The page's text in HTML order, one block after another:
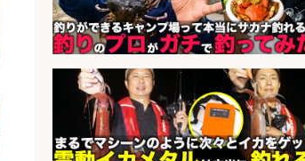
日払いOKで即日収入/飲食・フード
公園駅徒歩4分のスーパーでお魚の
加工やお刺身の盛り付け/日払いOK/
未経験歓迎のシフト制日勤&バイク
通勤OK